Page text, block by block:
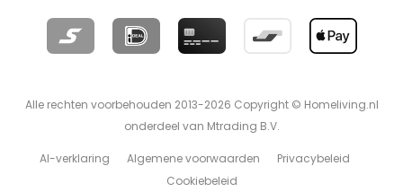
Alle rechten voorbehouden 2013-2026 Copyright © Homeliving.nl
onderdeel van Mtrading B.V.
AI-verklaring Algemene voorwaarden
Privacybeleid
Cookiebeleid